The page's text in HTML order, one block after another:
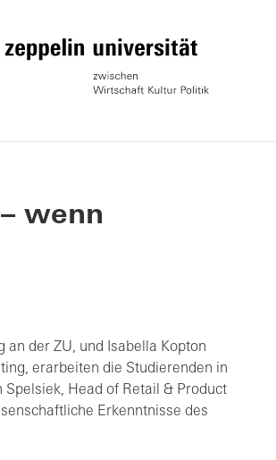
wenn
der ZU, und Isabella Kopton
erarbeiten die Studierenden in
Head of Retail & Product
Erkenntnisse des